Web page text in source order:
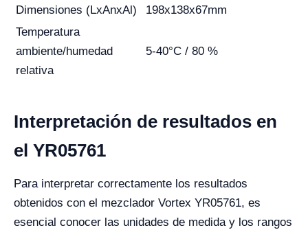
Dimensiones (LxAnxAl)
198x138x67mm
Temperatura
ambiente/humedad
relativa
5-40°C / 80 %
Interpretación de resultados en
el YR05761
Para interpretar correctamente los resultados
obtenidos con el mezclador Vortex YR05761, es
esencial conocer las unidades de medida y los rangos